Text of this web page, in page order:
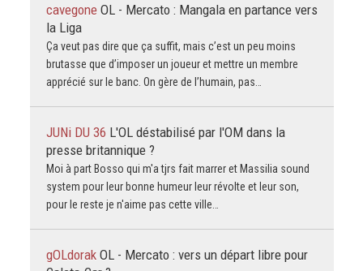
cavegone OL - Mercato : Mangala en partance vers
la Liga
Ça veut pas dire que ça suffit, mais c’est un peu moins
brutasse que d’imposer un joueur et mettre un membre
apprécié sur le banc. On gère de l’humain, pas…
JUNi DU 36 L'OL déstabilisé par l'OM dans la
presse britannique ?
Moi à part Bosso qui m'a tjrs fait marrer et Massilia sound
system pour leur bonne humeur leur révolte et leur son,
pour le reste je n'aime pas cette ville…
gOLdorak OL - Mercato : vers un départ libre pour